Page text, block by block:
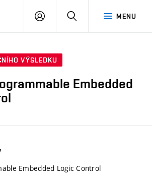
MENU
PŘIHLÁSIT
VÝSLEDKU
Embedded
Embedded Logic Control